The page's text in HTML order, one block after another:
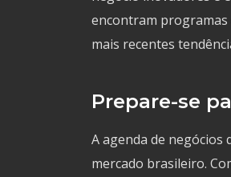
encontram programas
mais recentes
Prepare-se
A agenda de negócios
mercado brasileiro.